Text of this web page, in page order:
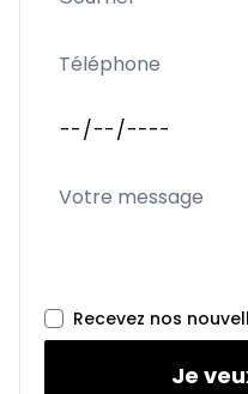
Recevez nos
Je